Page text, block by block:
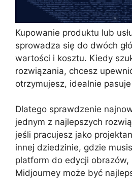
Kupowanie produktu lub
sprowadza się do dwóch
wartości i kosztu. Kiedy
rozwiązania, chcesz
otrzymujesz, idealnie
Dlatego sprawdzenie
jednym z najlepszych
jeśli pracujesz jako
innej dziedzinie, gdzie
platform do edycji obrazów,
Midjourney może być